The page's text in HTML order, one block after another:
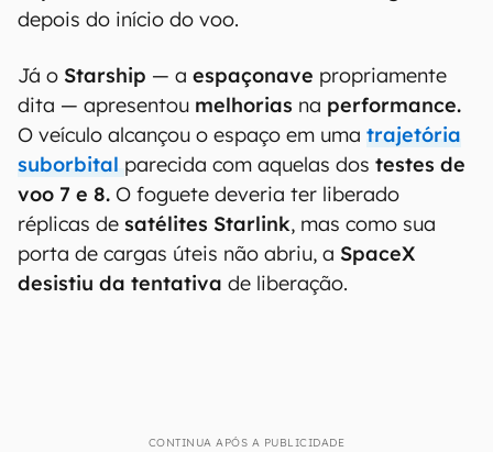
depois do início do voo.
Já o Starship — a espaçonave propriamente
dita — apresentou melhorias na performance.
O veículo alcançou o espaço em uma trajetória
suborbital parecida com aquelas dos testes de
voo 7 e 8. O foguete deveria ter liberado
réplicas de satélites Starlink, mas como sua
porta de cargas úteis não abriu, a SpaceX
desistiu da tentativa de liberação.
CONTINUA APÓS A PUBLICIDADE